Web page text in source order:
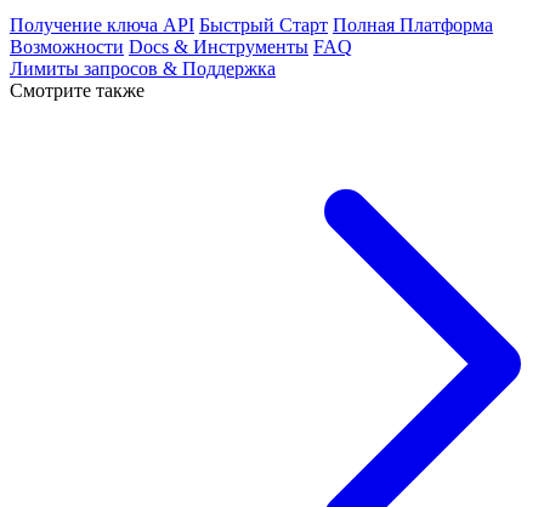
Получение ключа API Быстрый Старт Полная Платформа
Возможности Docs & Инструменты FAQ
Лимиты запросов & Поддержка
Смотрите также